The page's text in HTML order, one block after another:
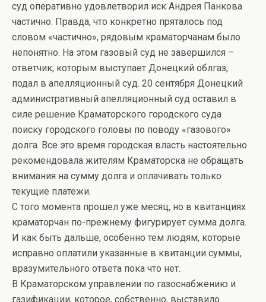
суд оперативно удовлетворил иск Андрея Панкова
частично. Правда, что конкретно пряталось под
словом «частично», рядовым краматорчанам было
непонятно. На этом газовый суд не завершился –
ответчик, которым выступает Донецкий облгаз,
подал в апелляционный суд. 20 сентября Донецкий
административный апелляционный суд оставил в
силе решение Краматорского городского суда
поиску городского головы по поводу «газового»
долга. Все это время городская власть настоятельно
рекомендовала жителям Краматорска не обращать
внимания на сумму долга и оплачивать только
текущие платежи.
С того момента прошел уже месяц, но в квитанциях
краматорчан по-прежнему фигурирует сумма долга.
И как быть дальше, особенно тем людям, которые
исправно оплатили указанные в квитанции суммы,
вразумительного ответа пока что нет.
В Краматорском управлении по газоснабжению и
газификации, которое, собственно, выставило